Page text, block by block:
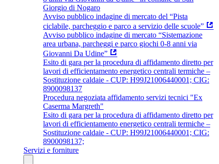
Giorgio di Nogaro
Avviso pubblico indagine di mercato del “Pista
ciclabile, parcheggio e parco a servizio delle scuole”
Avviso pubblico indagine di mercato “Sistemazione
area urbana, parcheggi e parco giochi 0-8 anni via
Giovanni Da Udine”
Esito di gara per la procedura di affidamento diretto per
lavori di efficientamento energetico centrali termiche –
Sostituzione caldaie - CUP: H99J21006440001; CIG:
8900098137
Procedura negoziata affidamento servizi tecnici "Ex
Caserma Margreth"
Esito di gara per la procedura di affidamento diretto per
lavori di efficientamento energetico centrali termiche –
Sostituzione caldaie - CUP: H99J21006440001; CIG:
8900098137;
Servizi e forniture